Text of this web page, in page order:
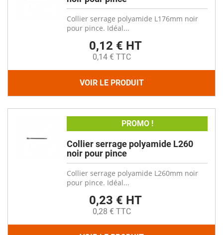
Collier serrage polyamide L176mm noir
pour pince. Idéal...
0,12 € HT
0,14 € TTC
VOIR LE PRODUIT
PROMO !
Collier serrage polyamide L260
noir pour pince
Collier serrage polyamide L260mm noir
pour pince. Idéal...
0,23 € HT
0,28 € TTC